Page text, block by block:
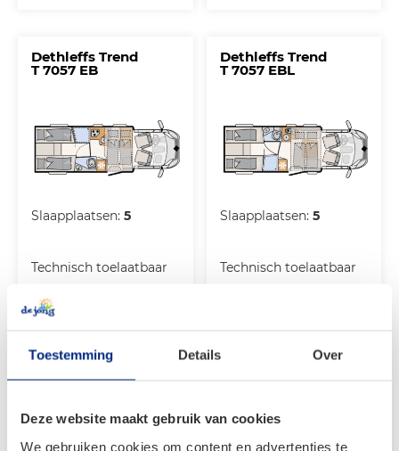
Toestemming Details Over
Deze website maakt gebruik van cookies
We gebruiken cookies om content en advertenties te
Dethleffs Trend
T 7057 EB
Slaapplaatsen: 5
Technisch toelaatbaar
kg
Dethleffs Trend
T 7057 EBL
Slaapplaatsen: 5
Technisch toelaatbaar
Modellen Integraal